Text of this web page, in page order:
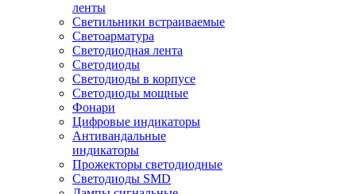
ленты
Светильники встраиваемые
Светоарматура
Светодиодная лента
Светодиоды
Светодиоды в корпусе
Светодиоды мощные
Фонари
Цифровые индикаторы
Антивандальные
индикаторы
Прожекторы светодиодные
Светодиоды SMD